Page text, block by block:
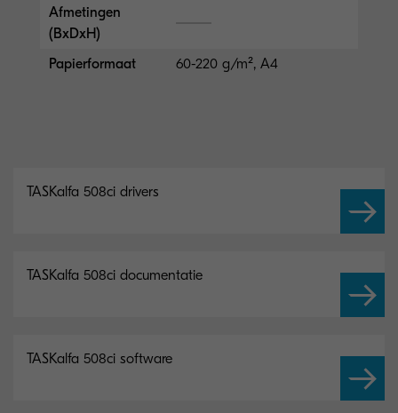
Afmetingen
(BxDxH)
Papierformaat
60-220 g/m², A4
TASKalfa 508ci drivers
TASKalfa 508ci documentatie
TASKalfa 508ci software